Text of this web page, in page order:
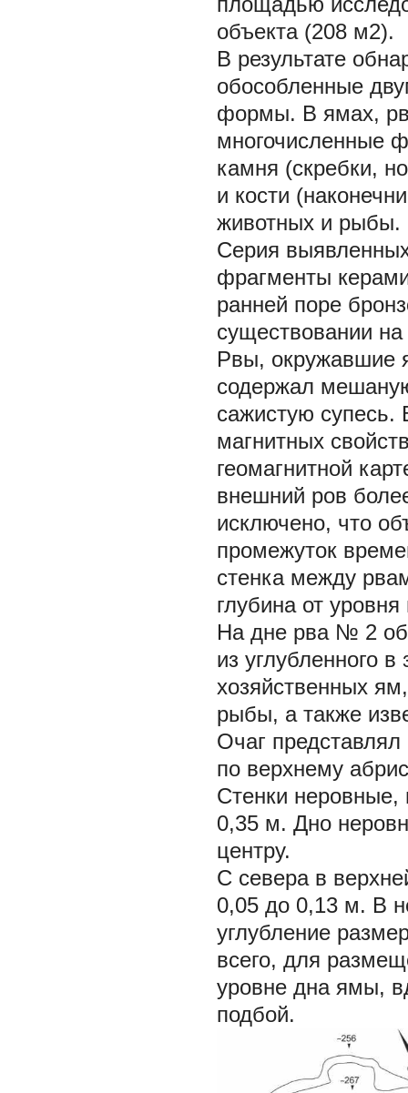
объекта (208 м2).
В результате
обособленные
формы. В ямах,
многочисленные
камня (скребки,
и кости
животных и рыбы.
Серия
фрагменты
ранней поре
существовании
Рвы, окружавшие
содержал
сажистую супесь.
магнитных
геомагнитной
внешний ров
исключено, что
промежуток
стенка между
глубина от
На дне рва № 2
из углубленного
хозяйственных
рыбы, а также
Очаг
по верхнему
Стенки неровные,
0,35 м. Дно
центру.
С севера в
0,05 до 0,13 м. В
углубление
всего, для
уровне дна ямы,
подбой.